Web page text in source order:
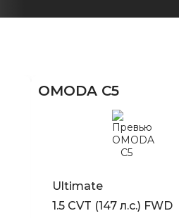
OMODA C5
Ultimate
1.5 CVT (147 л.с.) FWD